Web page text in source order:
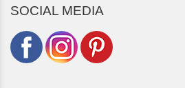
SOCIAL MEDIA